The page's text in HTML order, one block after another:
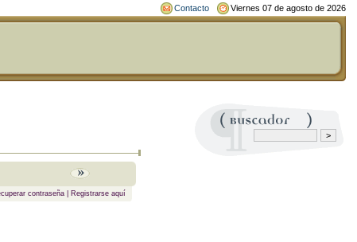
Contacto Viernes 07 de agosto de 2026
contraseña| Registrarse aquí